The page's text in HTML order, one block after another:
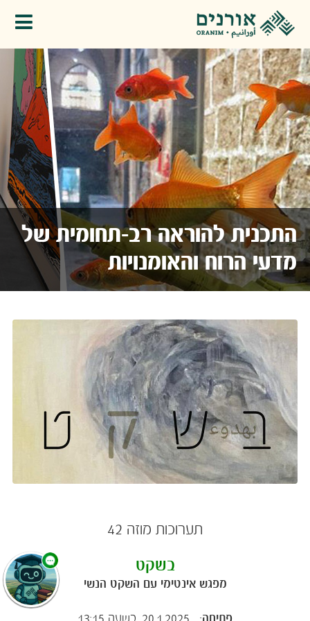
התכנית להוראה רב-תחומית של
מדעי הרוח והאומנויות
תערוכות מוזה 42​
בשקט
מפגש אינטימי עם השקט הנשי​